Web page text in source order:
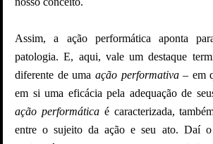
Assim, a ação performática aponta
patologia. E, aqui, vale um destaque
diferente de uma ação performativa– em
em si uma eficácia pela adequação de
ação performáticaé caracterizada,
entre o sujeito da ação e seu ato. Daí